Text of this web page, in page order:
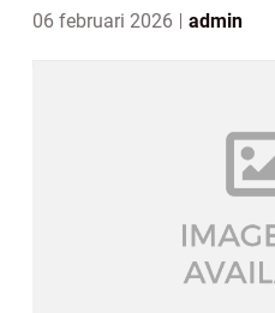
06 februari 2026 admin